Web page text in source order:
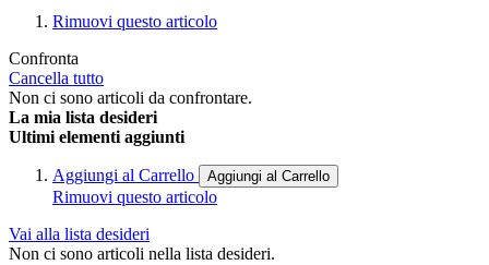
Rimuovi questo articolo
Confronta
Cancella tutto
Non ci sono articoli da confrontare.
La mia lista desideri
Ultimi elementi aggiunti
Aggiungi al Carrello Aggiungi al Carrello
Rimuovi questo articolo
Vai alla lista desideri
Non ci sono articoli nella lista desideri.